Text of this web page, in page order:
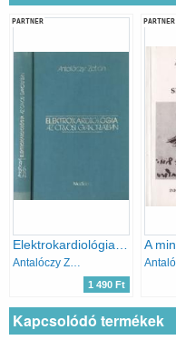
PARTNER
Antalóczy Zoltán
1 490 Ft
PARTNER
Kapcsolódó termékek